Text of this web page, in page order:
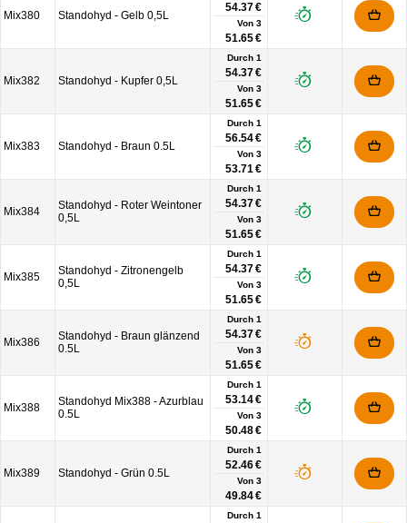
Mix380 Standohyd - Gelb 0,5L
54.37 €
Von 3
51.65 €
Mix382 Standohyd - Kupfer 0,5L
Durch 1
54.37 €
Von 3
51.65 €
Mix383 Standohyd - Braun 0.5L
Durch 1
56.54 €
Von 3
53.71 €
Mix384
Standohyd - Roter Weintoner
0,5L
Durch 1
54.37 €
Von 3
51.65 €
Mix385
Standohyd - Zitronengelb
0,5L
Durch 1
54.37 €
Von 3
51.65 €
Mix386
Standohyd - Braun glänzend
0.5L
Durch 1
54.37 €
Von 3
51.65 €
Mix388
Standohyd Mix388 - Azurblau
0.5L
Durch 1
53.14 €
Von 3
50.48 €
Mix389 Standohyd - Grün 0.5L
Durch 1
52.46 €
Von 3
49.84 €
Durch 1